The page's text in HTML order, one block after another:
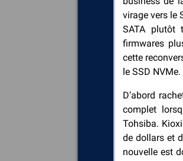
virage vers le
SATA plutôt
firmwares
cette
le SSD NVMe.
D’abord
complet
Tohsiba.
de dollars et
nouvelle est